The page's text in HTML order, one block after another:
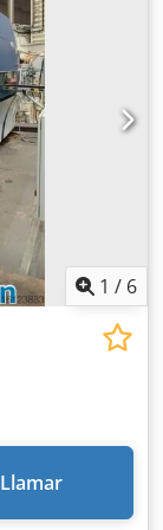
cara
457 mm
LA MÁQUINA
2 x 15 kW
4.000 x 3.000
kg Djdpfx
1 / 6
Llamar